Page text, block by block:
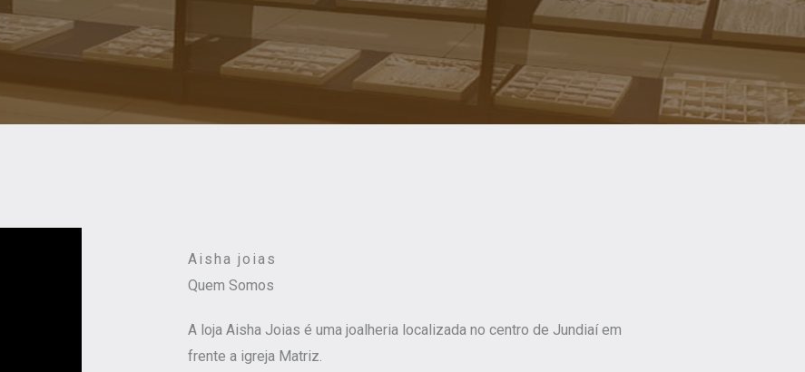
Aisha joias
Quem Somos
A loja Aisha Joias é uma joalheria localizada no centro de Jundiaí em
frente a igreja Matriz.